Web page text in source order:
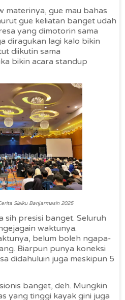
materinya, gue mau bahas
gue keliatan banget udah
yang dimotorin sama
diragukan lagi kalo bikin
diikutin sama
bikin acara standup
Sialku Banjarmasin 2025
sih presisi banget. Seluruh
waktunya.
belum boleh ngapa-
Biarpun punya koneksi
didahuluin juga meskipun 5
banget, deh. Mungkin
yang tinggi kayak gini juga